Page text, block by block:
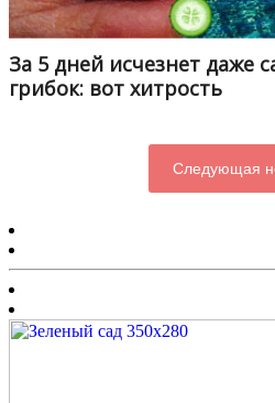
За 5 дней исчезнет даже
грибок: вот хитрость
Следующая